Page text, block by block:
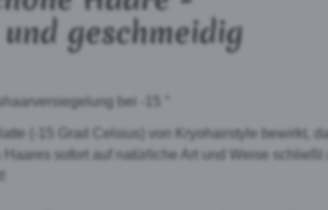
geschmeidig
bei -15 °
(-15 Grad Celsius) von Kryohairstyle bewirkt,
Haares sofort auf natürliche Art und Weise schließt